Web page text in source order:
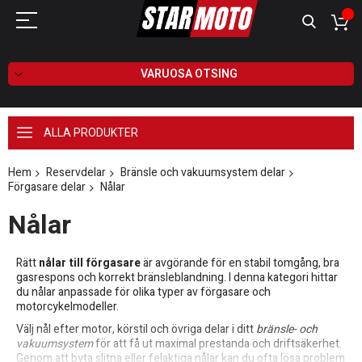
VARUOSA OTSING
ALLA PRODUKTER
Hem Reservdelar
Bränsle och vakuumsystem delar
Förgasare delar
Nålar
Nålar
Rättnålar till förgasareär avgörande för en stabil tomgång, bra
gasrespons och korrekt bränsleblandning. I denna kategori hittar
du nålar anpassade för olika typer av förgasare och
motorcykelmodeller.
Välj nål efter motor, körstil och övriga delar i dittbränsle- och
vakuumsystemför att få ut maximal prestanda och driftsäkerhet.
Genom att byta slitna eller felaktiga nålar kan du ofta lösa problem